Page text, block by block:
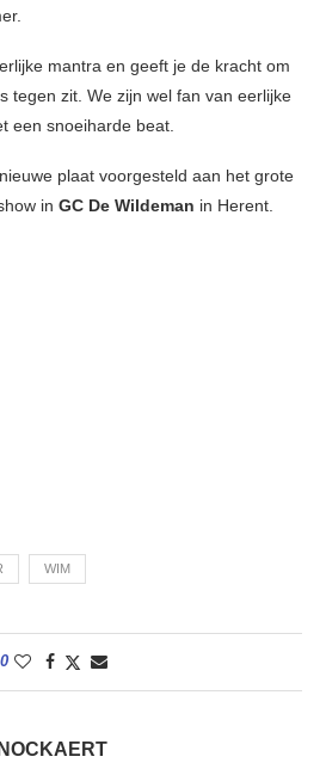
mantra en geeft je de kracht om
tegen zit. We zijn wel fan van eerlijke
een snoeiharde beat.
plaat voorgesteld aan het grote
in GC De Wildeman in Herent.
WIM
0